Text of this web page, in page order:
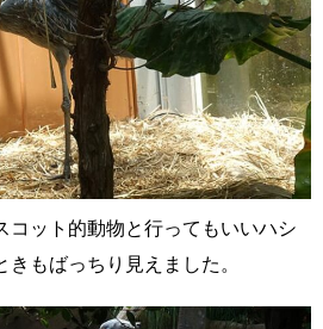
コット的動物と行ってもいいハシ
もばっちり見えました。